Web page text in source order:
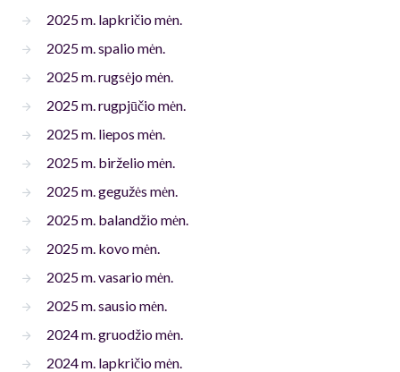
2025 m. lapkričio mėn.
2025 m. spalio mėn.
2025 m. rugsėjo mėn.
2025 m. rugpjūčio mėn.
2025 m. liepos mėn.
2025 m. birželio mėn.
2025 m. gegužės mėn.
2025 m. balandžio mėn.
2025 m. kovo mėn.
2025 m. vasario mėn.
2025 m. sausio mėn.
2024 m. gruodžio mėn.
2024 m. lapkričio mėn.